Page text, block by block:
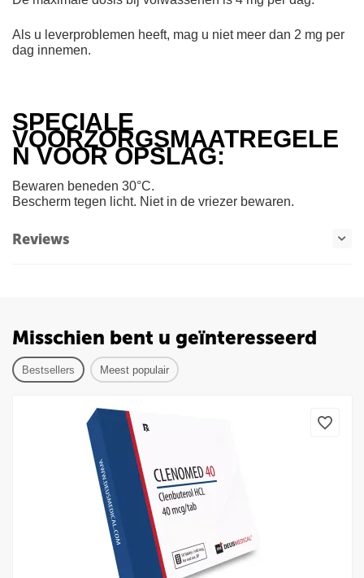
Als u leverproblemen heeft, mag u niet meer dan 2 mg per
dag innemen.
SPECIALE
VOORZORGSMAATREGELE
N VOOR OPSLAG:
Bewaren beneden 30°C.
Bescherm tegen licht. Niet in de vriezer bewaren.
Reviews
Misschien bent u geïnteresseerd
Bestsellers Meest populair